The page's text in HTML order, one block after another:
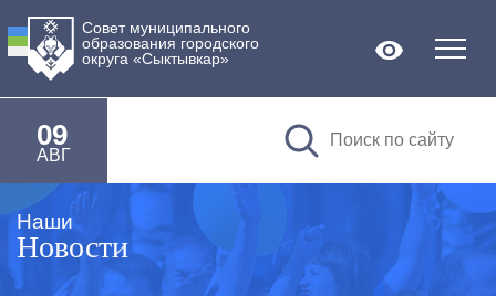
Совет муниципального
образования городского
округа «Сыктывкар»
09
АВГ
Версия
Наши
Новости